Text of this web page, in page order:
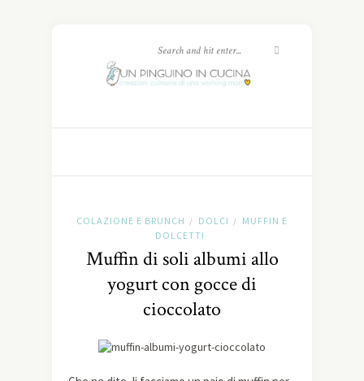
COLAZIONE E BRUNCH / DOLCI /
MUFFIN E
DOLCETTI
Muffin di soli albumi allo
yogurt con gocce di
cioccolato